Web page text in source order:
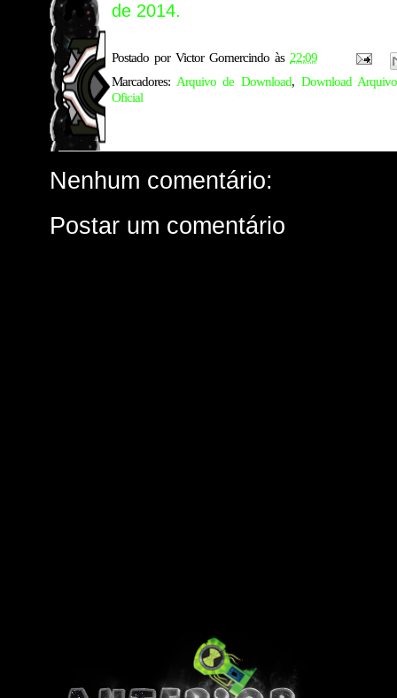
de 2014.
Postado por Victor Gomercindo às 22:09
Marcadores: Arquivo de Download, Download
Oficial
Nenhum comentário:
Postar um comentário